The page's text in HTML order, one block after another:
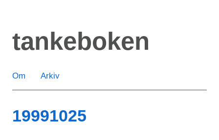
huvudinnehåll
tankeboken
Om Arkiv
19991025